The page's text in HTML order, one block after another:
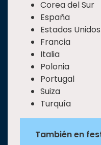
Corea del Sur
España
Estados
Francia
Italia
Polonia
Portugal
Suiza
Turquía
También en